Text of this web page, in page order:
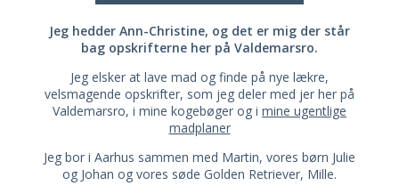
Jeg hedder Ann-Christine, og det er mig der står
bag opskrifterne her på Valdemarsro.
Jeg elsker at lave mad og finde på nye lækre,
velsmagende opskrifter, som jeg deler med jer her på
Valdemarsro, i mine kogebøger og i mine ugentlige
madplaner
Jeg bor i Aarhus sammen med Martin, vores børn Julie
og Johan og vores søde Golden Retriever, Mille.